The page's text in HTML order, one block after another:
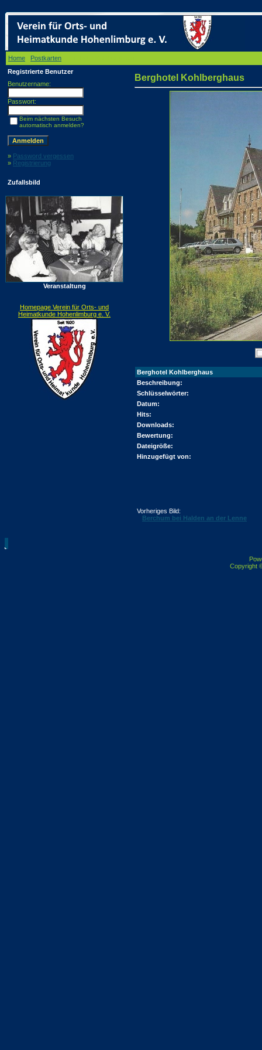
Home Postkarten
Registrierte Benutzer
Benutzername:
Passwort:
Beim nächsten Besuch
automatisch anmelden?
» Password vergessen
» Registrierung
Zufallsbild
Veranstaltung
Homepage Verein für Orts- und
Heimatkunde Hohenlimburg e. V.
Berghotel Kohlberghaus
Berghotel Kohlberghaus
Beschreibung:
Schlüsselwörter:
Datum:
Hits:
Downloads:
Bewertung:
Dateigröße:
Hinzugefügt von:
Vorheriges Bild:
Berchum bei Halden an der Lenne
Copyright